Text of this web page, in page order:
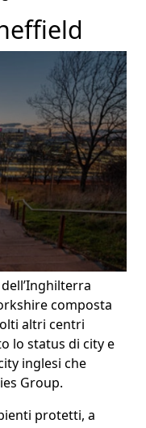
composta
altri centri
lo status di city e
inglesi che
Group.
protetti, a